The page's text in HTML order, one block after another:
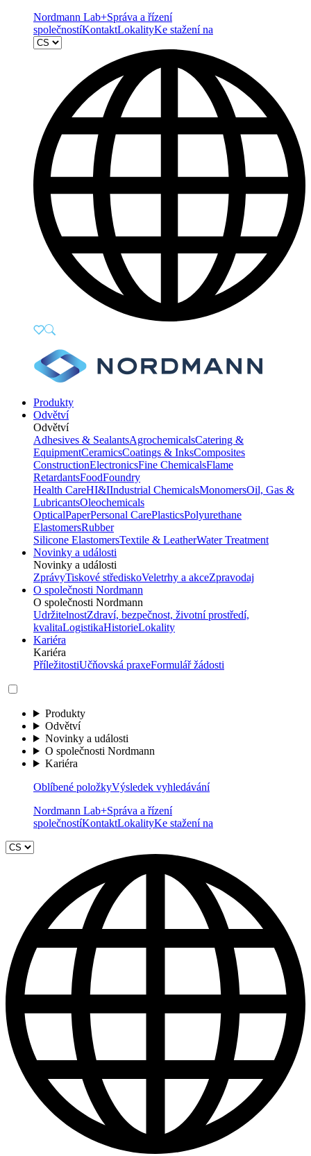
Nordmann Lab+Správa a řízení
společnostíKontaktLokalityKe stažení na
Produkty
Odvětví
Odvětví
Adhesives & SealantsAgrochemicalsCatering &
EquipmentCeramicsCoatings & InksComposites
ConstructionElectronicsFine ChemicalsFlame
RetardantsFoodFoundry
Health CareHI&IIndustrial ChemicalsMonomersOil, Gas &
LubricantsOleochemicals
OpticalPaperPersonal CarePlasticsPolyurethane
ElastomersRubber
Silicone ElastomersTextile & LeatherWater Treatment
Novinky a události
Novinky a události
ZprávyTiskové střediskoVeletrhy a akceZpravodaj
O společnosti Nordmann
O společnosti Nordmann
UdržitelnostZdraví, bezpečnost, životní prostředí,
kvalitaLogistikaHistorieLokality
Kariéra
Kariéra
PříležitostiUčňovská praxeFormulář žádosti
Produkty
Odvětví
Novinky a události
O společnosti Nordmann
Kariéra
Oblíbené položkyVýsledek vyhledávání
Nordmann Lab+Správa a řízení
společnostíKontaktLokalityKe stažení na